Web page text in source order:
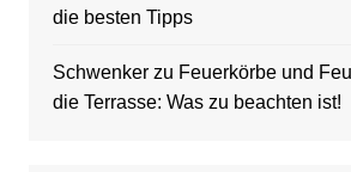
die besten Tipps
Schwenkerzu Feuerkörbe und
die Terrasse: Was zu beachten ist!